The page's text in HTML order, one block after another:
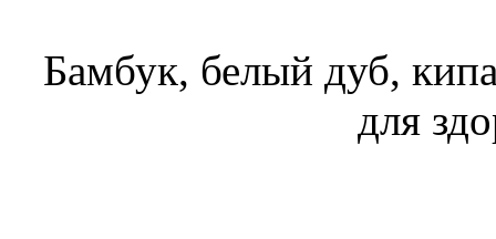
Бамбук, белый дуб,
для